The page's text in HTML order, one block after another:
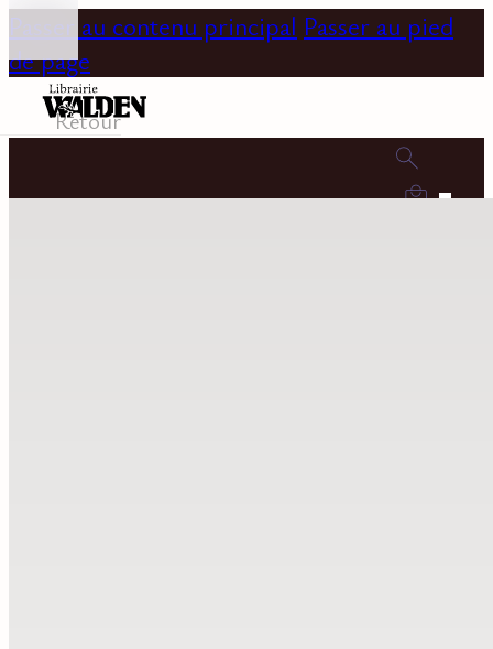
Passer au contenu principal Passer au pied
de page
0
Retour